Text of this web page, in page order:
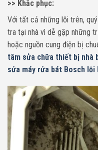
>> Khắc phục:
Với tất cả những lỗi trên,
tra tại nhà vì dễ gặp những
hoặc nguồn cung điện bị
tâm sửa chữa thiết bị nhà
sửa máy rửa bát Bosch lỗi